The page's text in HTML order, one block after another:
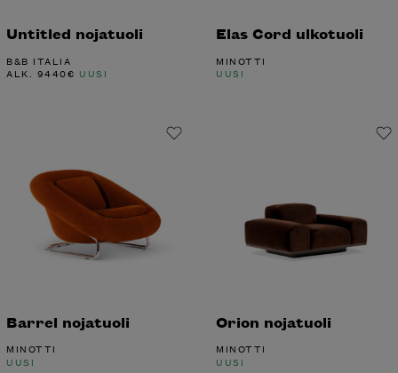
Untitled nojatuoli
B&B ITALIA
ALK. 9440€ UUSI
Elas Cord ulkotuoli
MINOTTI
UUSI
Barrel nojatuoli
MINOTTI
UUSI
Orion nojatuoli
MINOTTI
UUSI